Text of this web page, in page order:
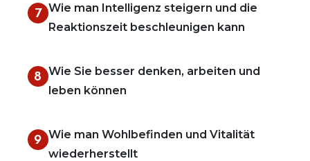
7 Wie man Intelligenz steigern und die
Reaktionszeit beschleunigen kann
8 Wie Sie besser denken, arbeiten und
leben können
9 Wie man Wohlbefinden und Vitalität
wiederherstellt